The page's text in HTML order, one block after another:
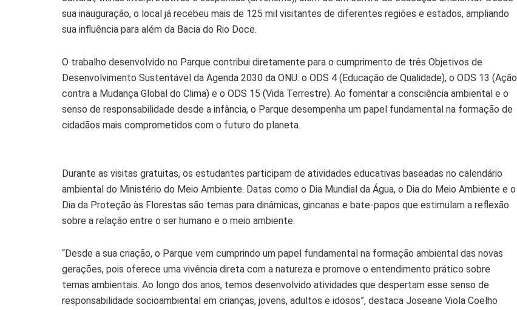
sua inauguração, o local já recebeu mais de 125 mil visitantes de diferentes regiões e estados, ampliando
sua influência para além da Bacia do Rio Doce.
O trabalho desenvolvido no Parque contribui diretamente para o cumprimento de três Objetivos de
Desenvolvimento Sustentável da Agenda 2030 da ONU: o ODS 4 (Educação de Qualidade), o ODS 13 (Ação
contra a Mudança Global do Clima) e o ODS 15 (Vida Terrestre). Ao fomentar a consciência ambiental e o
senso de responsabilidade desde a infância, o Parque desempenha um papel fundamental na formação de
cidadãos mais comprometidos com o futuro do planeta.
Durante as visitas gratuitas, os estudantes participam de atividades educativas baseadas no calendário
ambiental do Ministério do Meio Ambiente. Datas como o Dia Mundial da Água, o Dia do Meio Ambiente e o
Dia da Proteção às Florestas são temas para dinâmicas, gincanas e bate-papos que estimulam a reflexão
sobre a relação entre o ser humano e o meio ambiente.
“Desde a sua criação, o Parque vem cumprindo um papel fundamental na formação ambiental das novas
gerações, pois oferece uma vivência direta com a natureza e promove o entendimento prático sobre
temas ambientais. Ao longo dos anos, temos desenvolvido atividades que despertam esse senso de
responsabilidade socioambiental em crianças, jovens, adultos e idosos”, destaca Joseane Viola Coelho